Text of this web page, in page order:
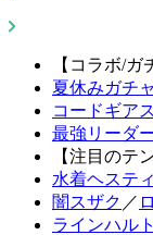
【コラボ/ガ
夏休みガチ
コードギア
最強リーダ
【注目のテ
水着ヘステ
闇スザク ／
ラインハルト